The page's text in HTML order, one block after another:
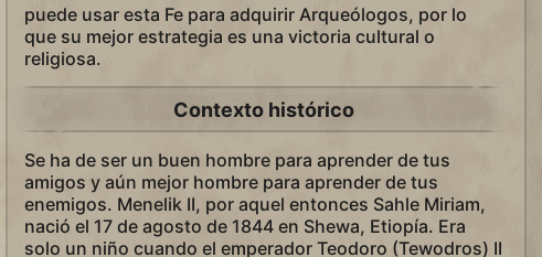
puede usar esta Fe para adquirir Arqueólogos, por lo
que su mejor estrategia es una victoria cultural o
religiosa.
Contexto histórico
Se ha de ser un buen hombre para aprender de tus
amigos y aún mejor hombre para aprender de tus
enemigos. Menelik II, por aquel entonces Sahle Miriam,
nació el 17 de agosto de 1844 en Shewa, Etiopía. Era
solo un niño cuando el emperador Teodoro (Tewodros) II